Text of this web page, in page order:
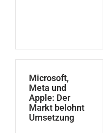
Microsoft,
Meta und
Apple: Der
Markt belohnt
Umsetzung